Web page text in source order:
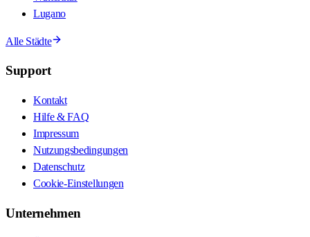
Lugano
Alle Städte
Support
Kontakt
Hilfe & FAQ
Impressum
Nutzungsbedingungen
Datenschutz
Cookie-Einstellungen
Unternehmen